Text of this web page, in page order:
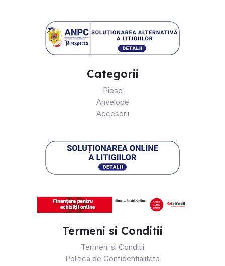
Categorii
Piese
Anvelope
Accesorii
Termeni si Conditii
Termeni si Conditii
Politica de Confidentialitate